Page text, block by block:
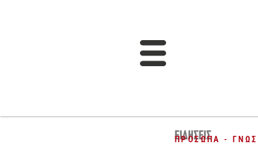
ΕΙΔΉΣΕΙΣ
ΠΡΌΣΩΠΑ -